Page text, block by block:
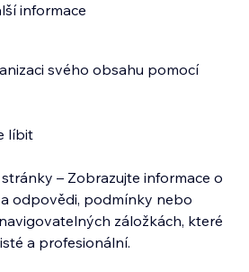
informace
svého obsahu pomocí
líbit
– Zobrazujte informace o
odpovědi, podmínky nebo
záložkách, které
a profesionální.